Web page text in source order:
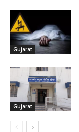
Gujarat
Gujarat